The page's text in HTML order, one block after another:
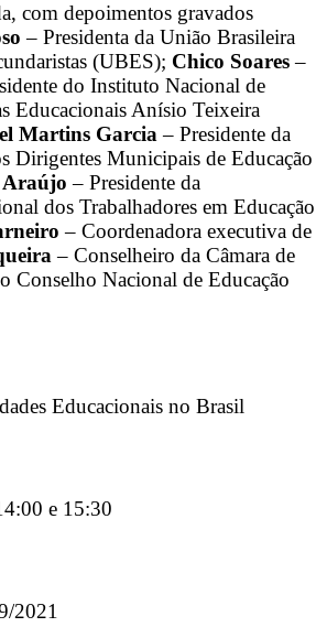
com depoimentos gravados
– Presidenta da União Brasileira
(UBES); Chico Soares–
do Instituto Nacional de
Educacionais Anísio Teixeira
Martins Garcia – Presidente da
Dirigentes Municipais de Educação
Araújo – Presidente da
dos Trabalhadores em Educação
– Coordenadora executiva de
– Conselheiro da Câmara de
Conselho Nacional de Educação
Educacionais no Brasil
e 15:30
2021